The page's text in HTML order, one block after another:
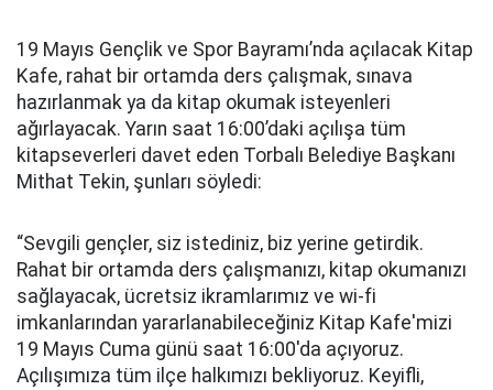
19 Mayıs Gençlik ve Spor Bayramı’nda açılacak Kitap
Kafe, rahat bir ortamda ders çalışmak, sınava
hazırlanmak ya da kitap okumak isteyenleri
ağırlayacak. Yarın saat 16:00’daki açılışa tüm
kitapseverleri davet eden Torbalı Belediye Başkanı
Mithat Tekin, şunları söyledi:
“Sevgili gençler, siz istediniz, biz yerine getirdik.
Rahat bir ortamda ders çalışmanızı, kitap okumanızı
sağlayacak, ücretsiz ikramlarımız ve wi-fi
imkanlarından yararlanabileceğiniz Kitap Kafe'mizi
19 Mayıs Cuma günü saat 16:00'da açıyoruz.
Açılışımıza tüm ilçe halkımızı bekliyoruz. Keyifli,